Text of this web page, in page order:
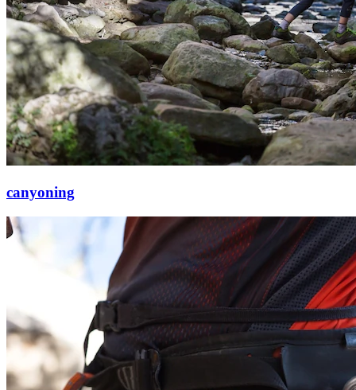
canyoning